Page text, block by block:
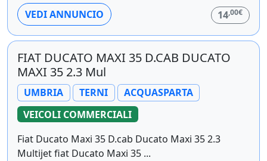
VEDI ANNUNCIO 14,00€
FIAT DUCATO MAXI 35 D.CAB DUCATO
MAXI 35 2.3 Mul
UMBRIA TERNI
ACQUASPARTA
VEICOLI COMMERCIALI
Fiat Ducato Maxi 35 D.cab Ducato Maxi 35 2.3
Multijet fiat Ducato Maxi 35 ...